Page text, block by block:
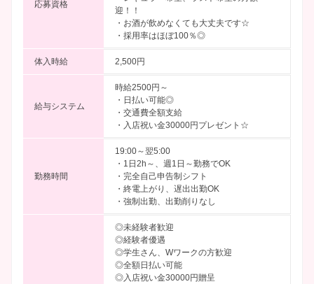
応募資格
迎！！
・お酒が飲めなくても大丈夫です☆
・採用率はほぼ100％◎
体入時給 2,500円
給与システム
時給2500円～
・日払い可能◎
・交通費全額支給
・入店祝い金30000円プレゼント☆
勤務時間
19:00～翌5:00
・1日2h～、週1日～勤務でOK
・完全自己申告制シフト
・終電上がり、遅出出勤OK
・強制出勤、出勤削りなし
◎未経験者歓迎
◎経験者優遇
◎学生さん、Wワークの方歓迎
◎全額日払い可能
◎入店祝い金30000円贈呈